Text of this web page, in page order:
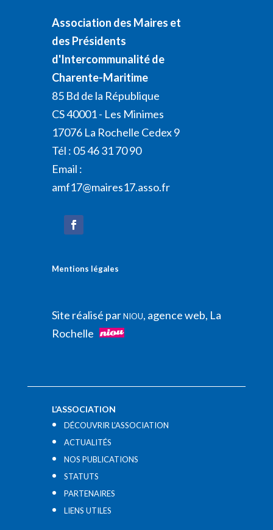
Association des Maires et
des Présidents
d'Intercommunalité de
Charente-Maritime
85 Bd de la République
CS 40001 - Les Minimes
17076 La Rochelle Cedex 9
Tél : 05 46 31 70 90
Email :
amf17@maires17.asso.fr
Mentions légales
Site réalisé parNIOU, agence web, La
Rochelle
L’ASSOCIATION
DÉCOUVRIR L’ASSOCIATION
ACTUALITÉS
NOS PUBLICATIONS
STATUTS
PARTENAIRES
LIENS UTILES​